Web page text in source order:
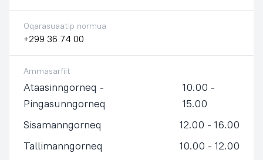
Oqarasuaatip normua
+299 36 74 00
Ammasarfiit
Ataasinngorneq -
Pingasunngorneq
10.00 -
15.00
Sisamanngorneq
12.00 - 16.00
Tallimanngorneq
10.00 - 12.00